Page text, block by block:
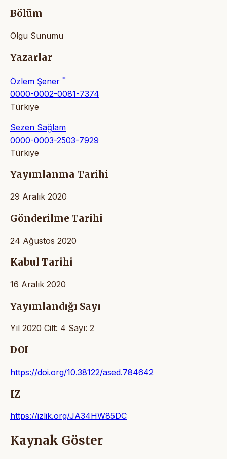
Bölüm
Olgu Sunumu
Yazarlar
Özlem Şener *
0000-0002-0081-7374
Türkiye
Sezen Sağlam
0000-0003-2503-7929
Türkiye
Yayımlanma Tarihi
29 Aralık 2020
Gönderilme Tarihi
24 Ağustos 2020
Kabul Tarihi
16 Aralık 2020
Yayımlandığı Sayı
Yıl 2020 Cilt: 4 Sayı: 2
DOI
https://doi.org/10.38122/ased.784642
IZ
https://izlik.org/JA34HW85DC
Kaynak Göster